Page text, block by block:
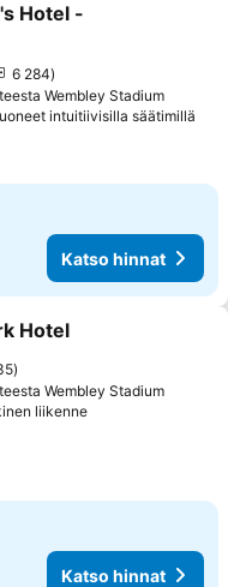
Hotel -
6 284
Wembley Stadium
intuitiivisilla säätimillä
Katso hinnat
Hotel
Wembley Stadium
liikenneKatso hinnat
Katso hinnat